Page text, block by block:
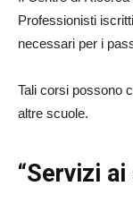
Professionisti
necessari per i
Tali corsi possono
altre scuole.
“Servizi ai